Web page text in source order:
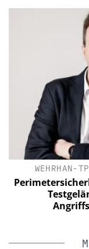
WEHRHAN-